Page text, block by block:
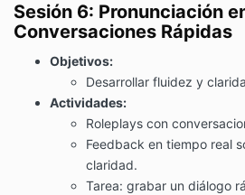
Sesión 6: Pronunciación
Conversaciones Rápidas
Objetivos:
Desarrollar fluidez y
Actividades:
Roleplays con
Feedback en tiempo real
claridad.
Tarea: grabar un diálogo